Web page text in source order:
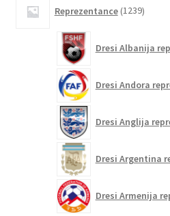
Reprezentance 1239izdelkov
Dresi Albanija
Dresi Andora
Dresi Anglija
Dresi Argentina
Dresi Armenija